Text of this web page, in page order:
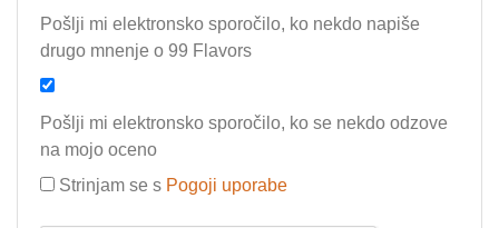
Pošlji mi elektronsko sporočilo, ko nekdo napiše
drugo mnenje o 99 Flavors
Pošlji mi elektronsko sporočilo, ko se nekdo odzove
na mojo oceno
Strinjam se s Pogoji uporabe